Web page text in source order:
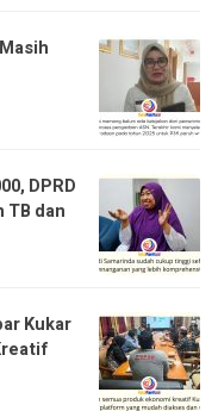
DPRD
TB dan
Kukar